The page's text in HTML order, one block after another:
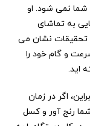
شما نمی شود. او
به تماشای
تحقیقات نشان می
و گام خود را
اید.
اگر در زمان
رنج آور و کسل